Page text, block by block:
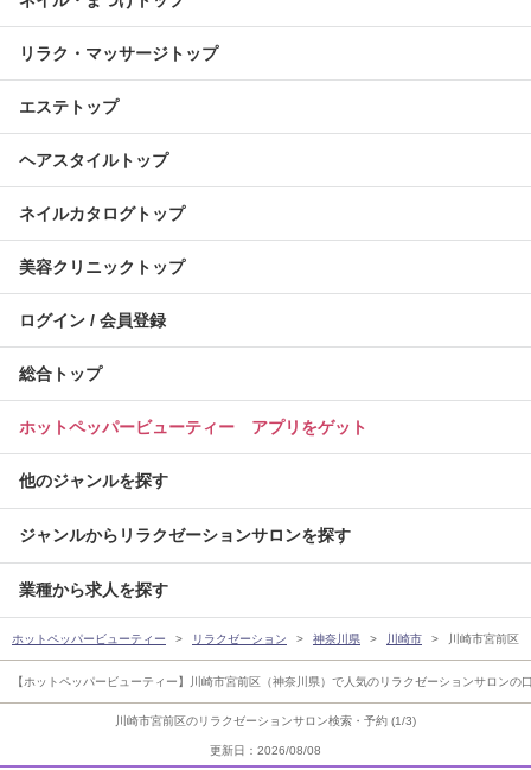
川崎市宮前区のリラクゼーションサロン検索・予約 (1/3)
更新日：2026/08/08
リラク・マッサージトップ
エステトップ
ヘアスタイルトップ
ネイルカタログトップ
美容クリニックトップ
ログイン / 会員登録
総合トップ
ホットペッパービューティー アプリをゲット
他のジャンルを探す
ジャンルからリラクゼーションサロンを探す
業種から求人を探す
ホットペッパービューティー リラクゼーション 神奈川県 川崎市 川崎市宮前区
【ホットペッパービューティー】川崎市宮前区（神奈川県）で人気のリラクゼーションサロン